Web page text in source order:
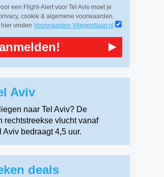
een Flight-Alert voor Tel Aviv moet je
cookie & algemene voorwaarden.
hier vindenVoorwaarden VliegenNaar.nl
Aviv
naar Tel Aviv? De
rechtstreekse vlucht vanaf
Aviv bedraagt 4,5 uur.
deals